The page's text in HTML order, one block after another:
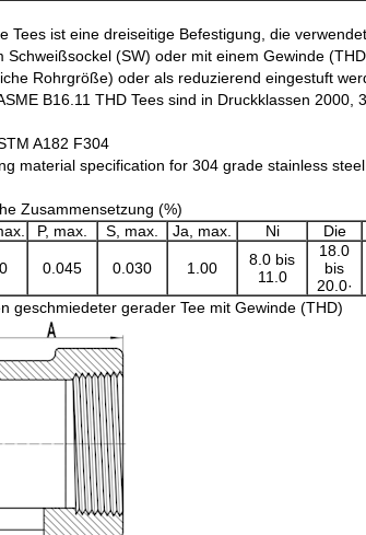
Tees ist eine dreiseitige Befestigung, die
Schweißsockel (SW) oder mit einem Gewinde
Rohrgröße) oder als reduzierend eingestuft
B16.11 THD Tees sind in Druckklassen 2000,
A182 F304
material specification for 304 grade stainless
Zusammensetzung (%)
P, max. S, max. Ja, max. Ni Die
0.045 0.030 1.00
8.0 bis
11.0
18.0
bis
20.0·
geschmiedeter gerader Tee mit Gewinde (THD)